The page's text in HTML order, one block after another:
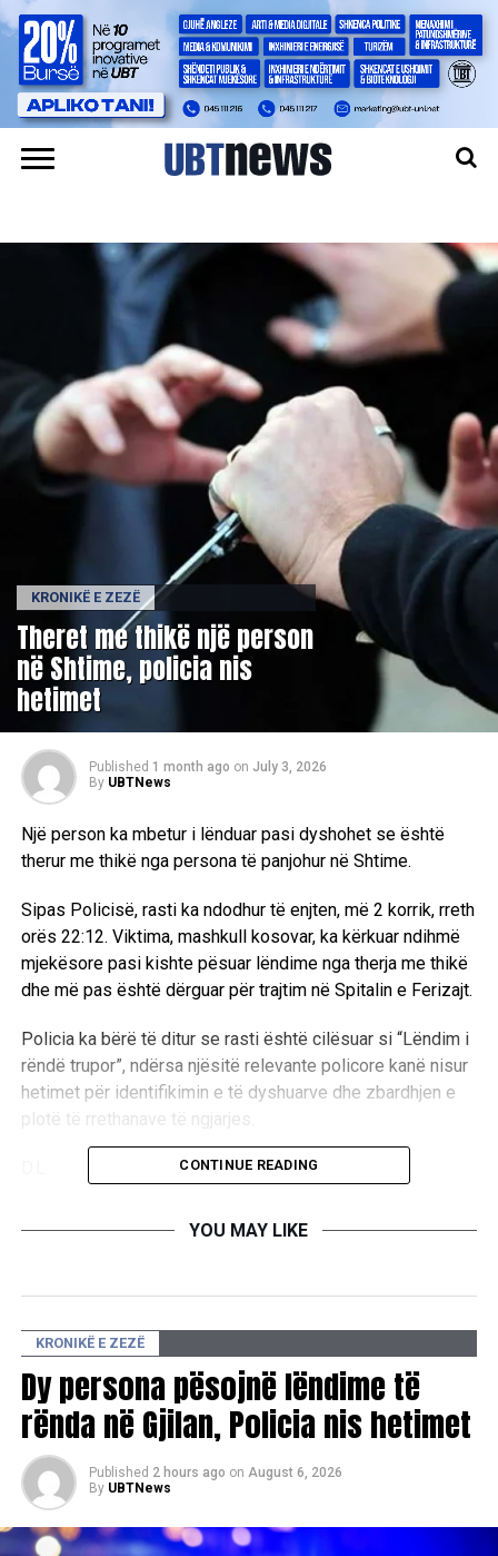
KRONIKË E ZEZË
Theret me thikë një person
në Shtime, policia nis
hetimet
Published 1 month ago on July 3, 2026
By UBTNews
Një person ka mbetur i lënduar pasi dyshohet se është
therur me thikë nga persona të panjohur në Shtime.
Sipas Policisë, rasti ka ndodhur të enjten, më 2 korrik, rreth
orës 22:12. Viktima, mashkull kosovar, ka kërkuar ndihmë
mjekësore pasi kishte pësuar lëndime nga therja me thikë
dhe më pas është dërguar për trajtim në Spitalin e Ferizajt.
Policia ka bërë të ditur se rasti është cilësuar si “Lëndim i
rëndë trupor”, ndërsa njësitë relevante policore kanë nisur
hetimet për identifikimin e të dyshuarve dhe zbardhjen e
plotë të rrethanave të ngjarjes.
DON'T MISS
Katër raste të dhunës në familje në Kosovë
CONTINUE READING
YOU MAY LIKE
KRONIKË E ZEZË
Dy persona pësojnë lëndime të
rënda në Gjilan, Policia nis hetimet
Published 2 hours ago on August 6, 2026
By UBTNews